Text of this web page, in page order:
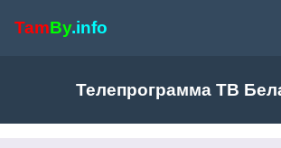
TamBy.info
Телепрограмма ТВ